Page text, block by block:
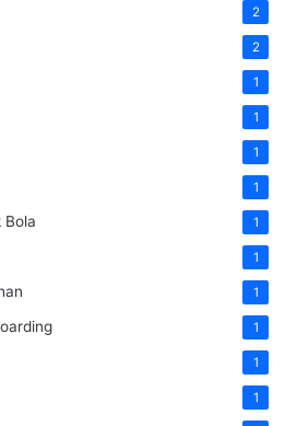
2
2
1
1
1
1
Bola 1
1
1
1
1
1